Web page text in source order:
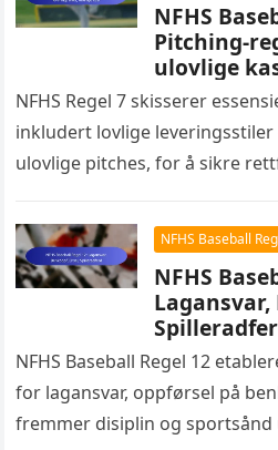
NFHS
Pitching-
ulovlige
NFHS Regel 7 skisserer
inkludert lovlige
ulovlige pitches, for å sikre
NFHS Baseball
NFHS
NFHS Baseball Regel 12
for lagansvar, oppførsel på
fremmer disiplin og